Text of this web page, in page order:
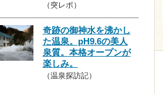
（突レポ）
奇跡の御神水を沸かし
た温泉。pH9.6の美人
泉質。本格オープンが
楽しみ。
（温泉探訪記）